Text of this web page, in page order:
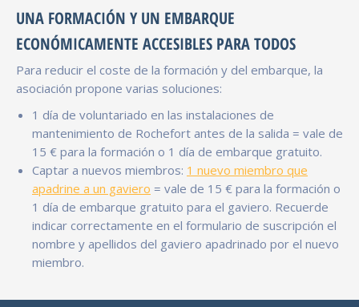
UNA FORMACIÓN Y UN EMBARQUE
ECONÓMICAMENTE ACCESIBLES PARA TODOS
Para reducir el coste de la formación y del embarque, la
asociación propone varias soluciones:
1 día de voluntariado en las instalaciones de
mantenimiento de Rochefort antes de la salida = vale de
15 € para la formación o 1 día de embarque gratuito.
Captar a nuevos miembros: 1 nuevo miembro que
apadrine a un gaviero = vale de 15 € para la formación o
1 día de embarque gratuito para el gaviero. Recuerde
indicar correctamente en el formulario de suscripción el
nombre y apellidos del gaviero apadrinado por el nuevo
miembro.